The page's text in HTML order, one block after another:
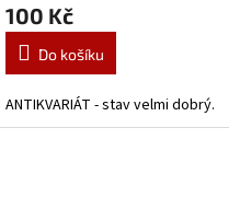
100 Kč
Do košíku
ANTIKVARIÁT - stav velmi dobrý.